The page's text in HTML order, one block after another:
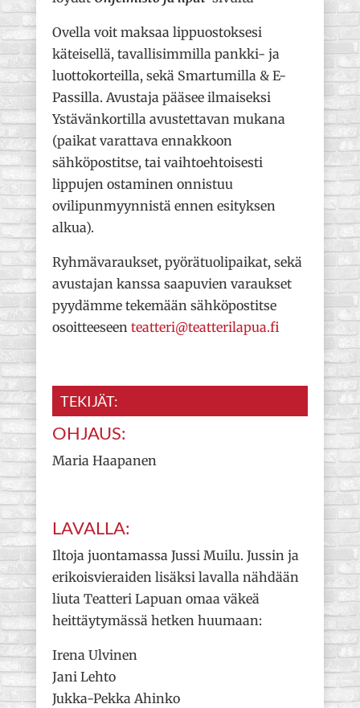
Ovella voit maksaa lippuostoksesi
käteisellä, tavallisimmilla pankki- ja
luottokorteilla, sekä Smartumilla & E-
Passilla. Avustaja pääsee ilmaiseksi
Ystävänkortilla avustettavan mukana
(paikat varattava ennakkoon
sähköpostitse, tai vaihtoehtoisesti
lippujen ostaminen onnistuu
ovilipunmyynnistä ennen esityksen
alkua).
Ryhmävaraukset, pyörätuolipaikat, sekä
avustajan kanssa saapuvien varaukset
pyydämme tekemään sähköpostitse
osoitteeseen teatteri@teatterilapua.fi
TEKIJÄT:
OHJAUS:
Maria Haapanen
LAVALLA:
Iltoja juontamassa Jussi Muilu. Jussin ja
erikoisvieraiden lisäksi lavalla nähdään
liuta Teatteri Lapuan omaa väkeä
heittäytymässä hetken huumaan:
Irena Ulvinen
Jani Lehto
Jukka-Pekka Ahinko